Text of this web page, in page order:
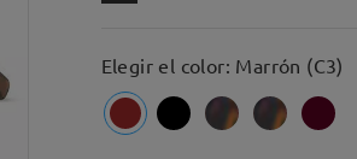
Elegir el color: Marrón (C3)